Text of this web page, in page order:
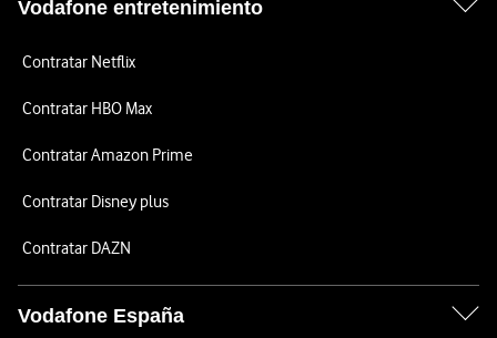
Vodafone entretenimiento
Contratar Netflix
Contratar HBO Max
Contratar Amazon Prime
Contratar Disney plus
Contratar DAZN
Vodafone España